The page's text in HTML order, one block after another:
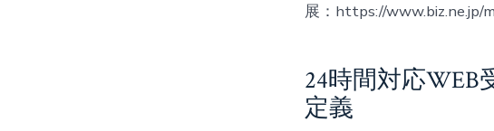
展：https://www.biz.ne.jp/
24時間対応
定義